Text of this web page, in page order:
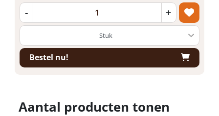
- +
Bestel nu!
Aantal producten tonen